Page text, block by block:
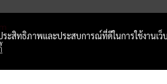
ระสิทธิภาพและประสบการณ์ที่ดีในการใช้งานเ